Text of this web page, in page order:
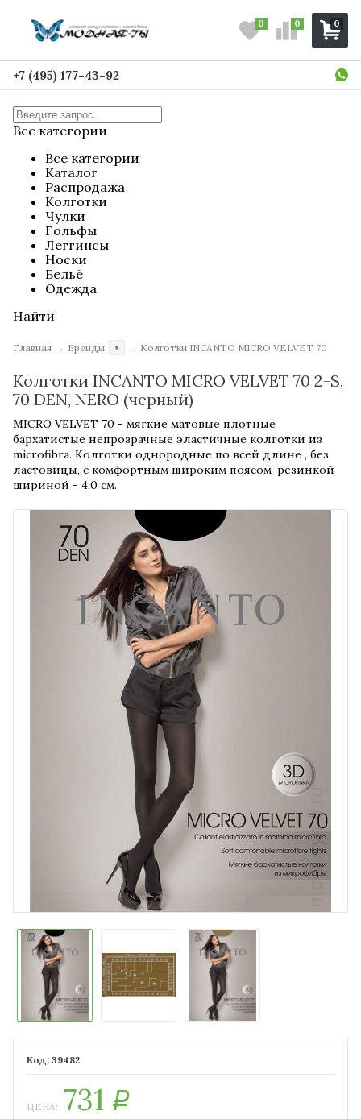
0
0 0
+7 (495) 177-43-92
Все категории
Все категории
Каталог
Распродажа
Колготки
Чулки
Гольфы
Леггинсы
Носки
Бельё
Одежда
Найти
Главная → Бренды ▼ → Колготки INCANTO MICRO VELVET 70
Колготки INCANTO MICRO VELVET 70 2-S,
70 DEN, NERO (черный)
MICRO VELVET 70 - мягкие матовые плотные
бархатистые непрозрачные эластичные колготки из
microfibra. Колготки однородные по всей длине , без
ластовицы, с комфортным широким поясом-резинкой
шириной - 4,0 см.
39482
ЦЕНА: 731 Р